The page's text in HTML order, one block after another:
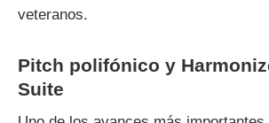
veteranos.
Pitch polifónico y
Suite